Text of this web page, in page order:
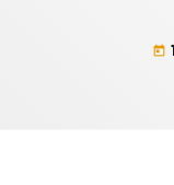
today